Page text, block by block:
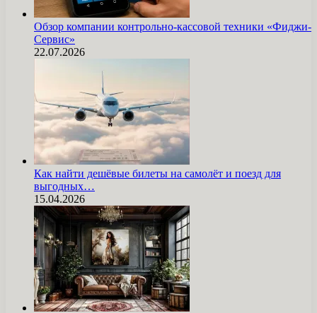
Обзор компании контрольно-кассовой техники «Фиджи-
Сервис»
22.07.2026
Как найти дешёвые билеты на самолёт и поезд для
выгодных…
15.04.2026